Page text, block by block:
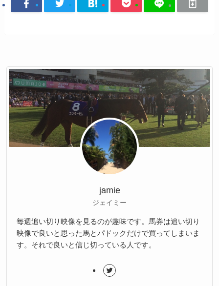
jamie
ジェイミー
毎週追い切り映像を見るのが趣味です。馬券は追い切り
映像で良いと思った馬とパドックだけで買ってしまいま
す。それで良いと信じ切っている人です。